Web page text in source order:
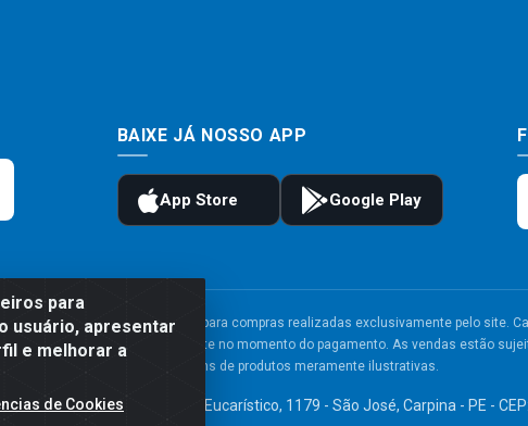
para
usuário, apresentar
e melhorar a
de Cookies
BAIXE JÁ NOSSO APP
pagamento e frete são válidos para compras realizadas exclusivamente pelo site.
no carrinho de compras do site no momento do pagamento. As vendas estão
Imagens de produtos meramente ilustrativas.
2001 LTDA - Av. Congresso Eucarístico, 1179 - São José, Carpina - PE -